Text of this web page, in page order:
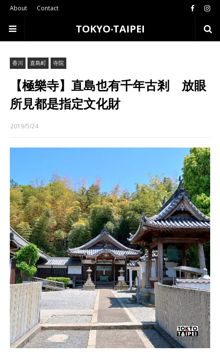
About Contact
TOKYO‧TAIPEI
香川 直島町 寺院
【極樂寺】直島也有千年古剎 放眼
所見都是指定文化財
2019/5/24